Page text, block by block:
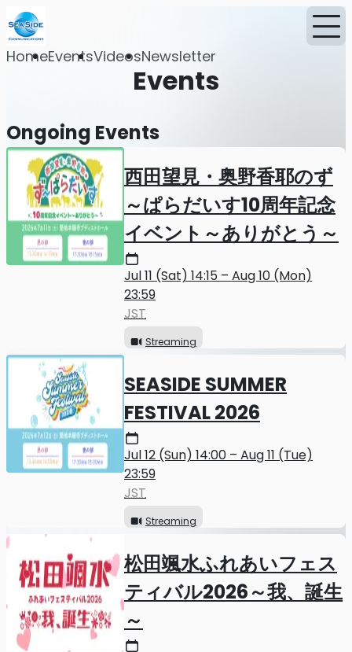
HomeEventsVideosNewsletter
Events
Ongoing Events
西田望見・奥野香耶のず
～ぱらだいす10周年記念
イベント～ありがとう～
Jul 11 (Sat) 14:15 – Aug 10 (Mon)
23:59
JST
Streaming
SEASIDE SUMMER
FESTIVAL 2026
Jul 12 (Sun) 14:00 – Aug 11 (Tue)
23:59
JST
Streaming
松田颯水ふれあいフェス
ティバル2026～我、誕生
～